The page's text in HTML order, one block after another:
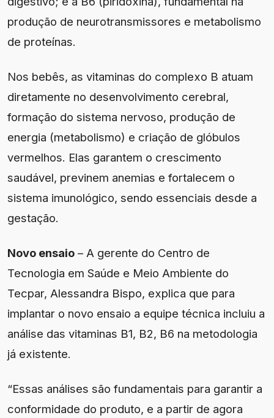
produção de neurotransmissores e metabolismo
de proteínas.
Nos bebês, as vitaminas do complexo B atuam
diretamente no desenvolvimento cerebral,
formação do sistema nervoso, produção de
energia (metabolismo) e criação de glóbulos
vermelhos. Elas garantem o crescimento
saudável, previnem anemias e fortalecem o
sistema imunológico, sendo essenciais desde a
gestação.
Novo ensaio – A gerente do Centro de
Tecnologia em Saúde e Meio Ambiente do
Tecpar, Alessandra Bispo, explica que para
implantar o novo ensaio a equipe técnica incluiu a
análise das vitaminas B1, B2, B6 na metodologia
já existente.
“Essas análises são fundamentais para garantir a
conformidade do produto, e a partir de agora